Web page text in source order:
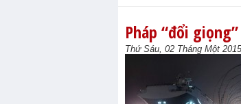
Pháp “đổi
Thứ Sáu, 02 Tháng Một 2015